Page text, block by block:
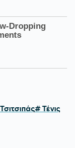
# Τένις